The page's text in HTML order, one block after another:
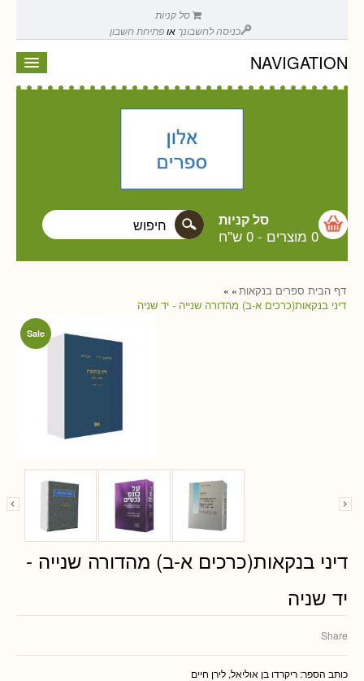
סל קניות
כניסה לחשבונך אופתיחת חשבון
NAVIGATION
סל קניות
0 מוצרים - 0 ש"ח
דף הבית » ספרים בנקאות »
דיני בנקאות(כרכים א-ב) מהדורה שנייה - יד שניה
Sale
דיני בנקאות(כרכים א-ב) מהדורה שנייה -
יד שניה
Share
כותב הספר: ריקרדו בן אוליאל, לירן חיים